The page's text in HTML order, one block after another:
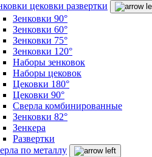
цековки развертки
Зенковки 90°
Зенковки 60°
Зенковки 75°
Зенковки 120°
Наборы зенковок
Наборы цековок
Цековки 180°
Цековки 90°
Сверла комбинированные
Зенковки 82°
Зенкера
Развертки
по металлу